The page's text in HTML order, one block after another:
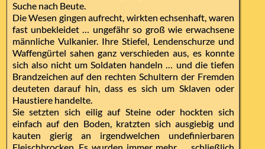
Suche nach Beute.
Die Wesen gingen aufrecht, wirkten echsenhaft, waren
fast unbekleidet … ungefähr so groß wie erwachsene
männliche Vulkanier. Ihre Stiefel, Lendenschurze und
Waffengürtel sahen ganz verschieden aus, es konnte
sich also nicht um Soldaten handeln … und die tiefen
Brandzeichen auf den rechten Schultern der Fremden
deuteten darauf hin, dass es sich um Sklaven oder
Haustiere handelte.
Sie setzten sich eilig auf Steine oder hockten sich
einfach auf den Boden, kratzten sich ausgiebig und
kauten gierig an irgendwelchen undefinierbaren